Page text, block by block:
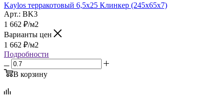
Kaylos терракотовый 6,5х25 Клинкер (245x65x7)
Арт.: BK3
1 662 ₽/м2
Варианты цен
1 662 ₽/м2
Подробности
В корзину